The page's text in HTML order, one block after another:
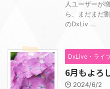
人ユーザーが
ら、まだまだ
のDxLiv ...
DxLive・ライ
6月もよろ
2024/6/2